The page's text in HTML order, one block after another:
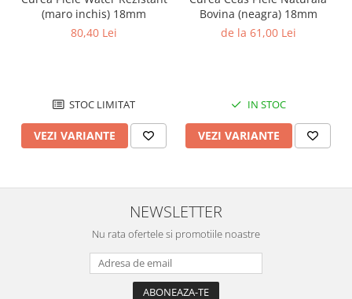
Chei Pendula
Clesti Miniatura
Dispozitive Bratari si Curele
Dispozitive Capace Ceas
Lupe, Dispozitive Optice
(maro inchis) 18mm
80,40 Lei
STOC LIMITAT
VEZI VARIANTE
Bovina (neagra) 18mm
de la 61,00 Lei
IN STOC
VEZI VARIANTE
NEWSLETTER
Nu rata ofertele si promotiile noastre